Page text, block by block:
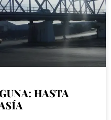
HASTA